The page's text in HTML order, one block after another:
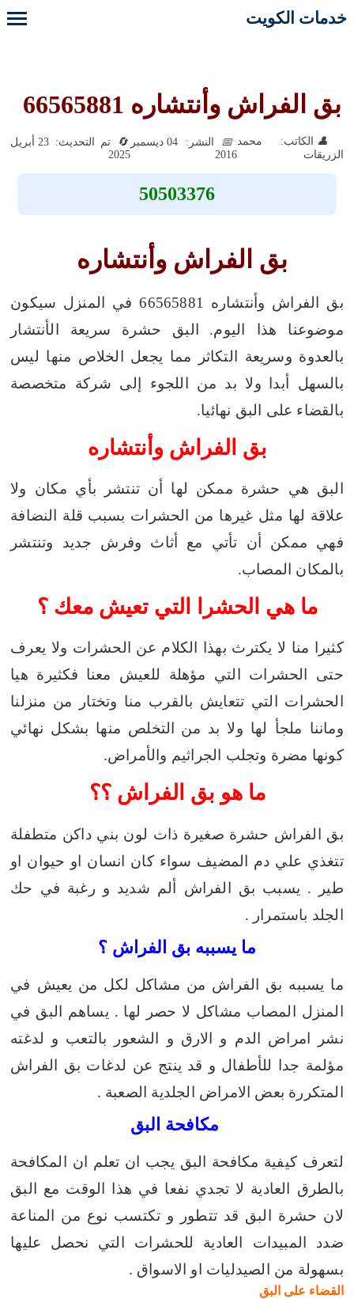
خدمات الكويت
بق الفراش وأنتشاره 66565881
الكاتب: محمد
الزريقات
النشر: 04 ديسمبر
2016
تم التحديث: 23 أبريل
2025
50503376
بق الفراش وأنتشاره
بق الفراش وأنتشاره 66565881 في المنزل سيكون
موضوعنا هذا اليوم.
البق حشرة سريعة الأنتشار
بالعدوة وسريعة التكاثر مما يجعل الخلاص منها ليس
بالسهل أبدا
ولا بد من اللجوء إلى شركة متخصصة
بالقضاء على البق نهائيا.
بق الفراش وأنتشاره
البق هي حشرة ممكن لها أن تنتشر بأي مكان ولا
علاقة لها مثل غيرها من الحشرات بسبب قلة النضافة
فهي ممكن أن تأتي مع أثاث وفرش جديد وتنتشر
بالمكان المصاب.
ما هي الحشرا التي تعيش معك ؟
كثيرا منا لا يكترث بهذا الكلام عن الحشرات ولا يعرف
حتى الحشرات التي مؤهلة للعيش معنا فكثيرة هيا
الحشرات التي تتعايش بالقرب منا وتختار من منزلنا
وماننا ملجأ لها ولا بد من
التخلص منها بشكل نهائي
كونها مضرة وتجلب الجراثيم والأمراض.
ما هو بق الفراش ؟؟
بق الفراش حشرة صغيرة ذات لون بني داكن متطفلة
تتغذي علي دم المضيف سواء كان انسان او حيوان او
طير . يسبب بق الفراش ألم شديد و رغبة في حك
الجلد باستمرار .
ما يسببه بق الفراش ؟
ما يسببه بق الفراش من مشاكل لكل من يعيش في
المنزل المصاب مشاكل لا حصر لها . يساهم البق في
نشر امراض الدم و الارق و الشعور بالتعب و لدغته
مؤلمة جدا للأطفال و قد ينتج عن لدغات بق الفراش
المتكررة بعض الامراض الجلدية الصعبة .
مكافحة البق
لتعرف كيفية مكافحة البق يجب ان تعلم ان المكافحة
بالطرق العادية لا تجدي نفعا في هذا الوقت مع البق
لان حشرة البق قد تتطور و تكتسب نوع من المناعة
ضدد المبيدات العادية للحشرات التي نحصل عليها
بسهولة من الصيدليات او الاسواق .
القضاء على البق